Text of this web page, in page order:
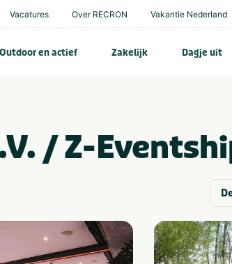
Vacatures Over RECRON Vakantie Nederland
Outdoor en actief Zakelijk Dagje uit
/ Z-